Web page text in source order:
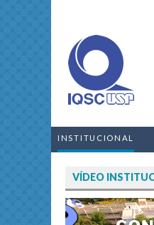
INSTITUCIONAL
VÍDEO